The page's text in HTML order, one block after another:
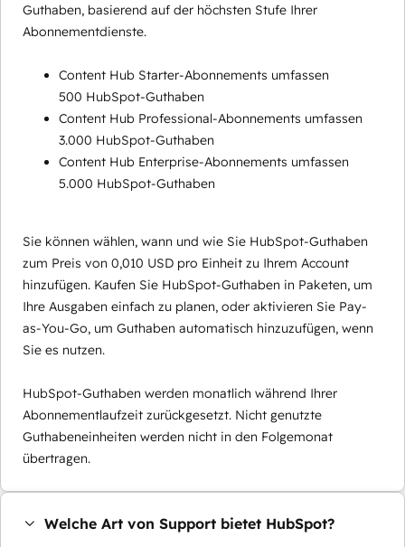
Guthaben, basierend auf der höchsten Stufe Ihrer
Abonnementdienste.
Content Hub Starter-Abonnements umfassen
500 HubSpot-Guthaben
Content Hub Professional-Abonnements umfassen
3.000 HubSpot-Guthaben
Content Hub Enterprise-Abonnements umfassen
5.000 HubSpot-Guthaben
Sie können wählen, wann und wie Sie HubSpot-Guthaben
zum Preis von 0,010 USD pro Einheit zu Ihrem Account
hinzufügen. Kaufen Sie HubSpot-Guthaben in Paketen, um
Ihre Ausgaben einfach zu planen, oder aktivieren Sie Pay-
as-You-Go, um Guthaben automatisch hinzuzufügen, wenn
Sie es nutzen.
HubSpot-Guthaben werden monatlich während Ihrer
Abonnementlaufzeit zurückgesetzt. Nicht genutzte
Guthabeneinheiten werden nicht in den Folgemonat
übertragen.
Welche Art von Support bietet HubSpot?